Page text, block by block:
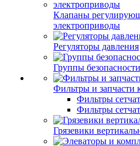
Клапаны
электроприводы
Регуляторы давления
Группы
Фильтры и запчасти
Фильтры
Фильтры
Грязевики